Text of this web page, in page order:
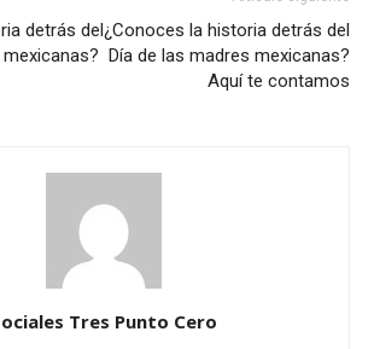
detrás del¿Conoces la historia detrás del
Día de las madres mexicanas?
Aquí te contamos
Tres Punto Cero